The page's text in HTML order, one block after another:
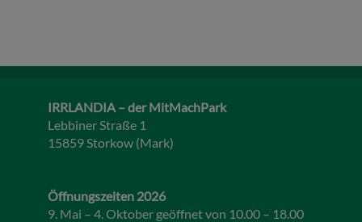
IRRLANDIA – der MitMachPark
Lebbiner Straße 1
15859 Storkow (Mark)
Öffnungszeiten 2026
9. Mai – 4. Oktober geöffnet von 10.00 – 18.00